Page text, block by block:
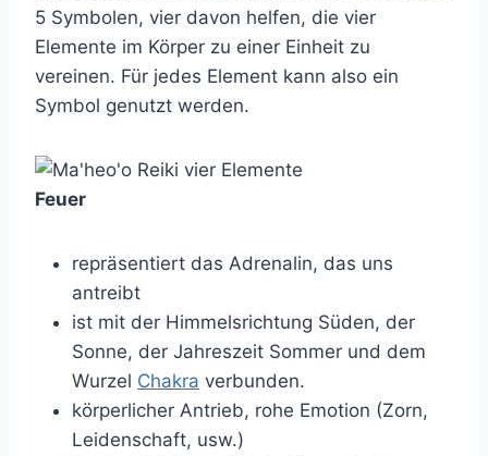
5 Symbolen, vier davon helfen, die vier
Elemente im Körper zu einer Einheit zu
vereinen. Für jedes Element kann also ein
Symbol genutzt werden.
Feuer
repräsentiert das Adrenalin, das uns
antreibt
ist mit der Himmelsrichtung Süden, der
Sonne, der Jahreszeit Sommer und dem
Wurzel Chakra verbunden.
körperlicher Antrieb, rohe Emotion (Zorn,
Leidenschaft, usw.)